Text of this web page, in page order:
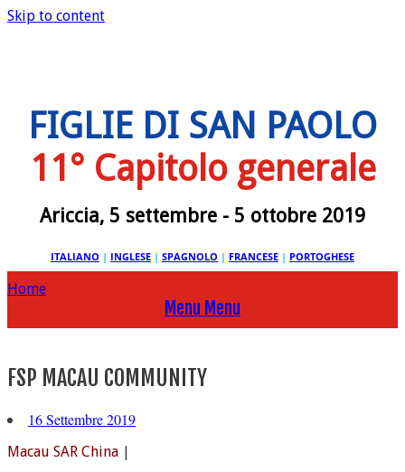
Skip to content
FIGLIE DI SAN PAOLO
11° Capitolo generale
Ariccia, 5 settembre - 5 ottobre 2019
ITALIANO | INGLESE | SPAGNOLO | FRANCESE | PORTOGHESE
Home
Menu Menu
FSP MACAU COMMUNITY
16 Settembre 2019
Macau SAR China |